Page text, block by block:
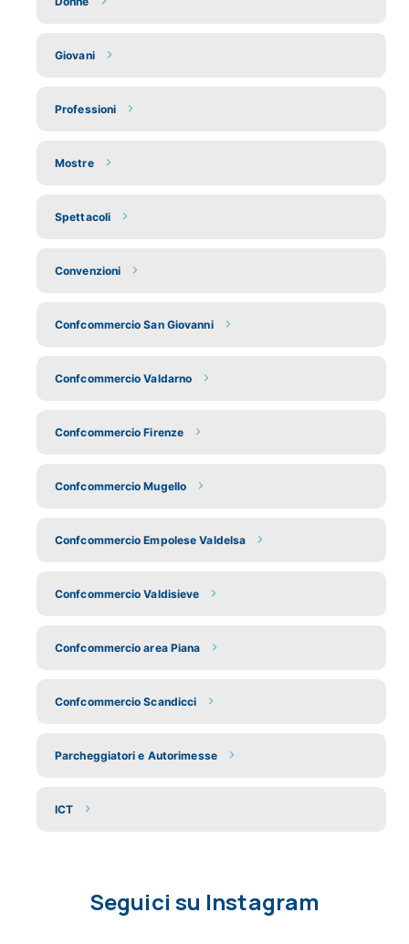
Giovani
Professioni
Mostre
Spettacoli
Convenzioni
Confcommercio San Giovanni
Confcommercio Valdarno
Confcommercio Firenze
Confcommercio Mugello
Confcommercio Empolese Valdelsa
Confcommercio Valdisieve
Confcommercio area Piana
Confcommercio Scandicci
Parcheggiatori e Autorimesse
ICT
Seguici su Instagram